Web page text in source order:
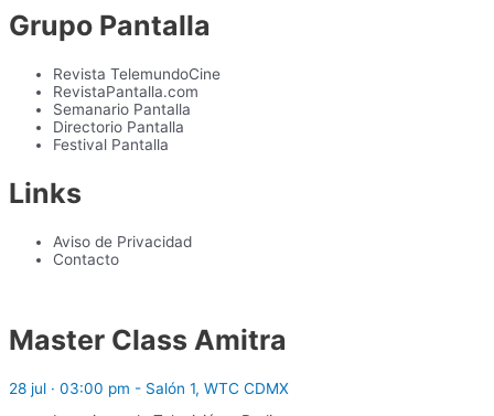
Grupo Pantalla
Revista TelemundoCine
RevistaPantalla.com
Semanario Pantalla
Directorio Pantalla
Festival Pantalla
Links
Aviso de Privacidad
Contacto
Master Class Amitra
28 jul · 03:00 pm - Salón 1, WTC CDMX